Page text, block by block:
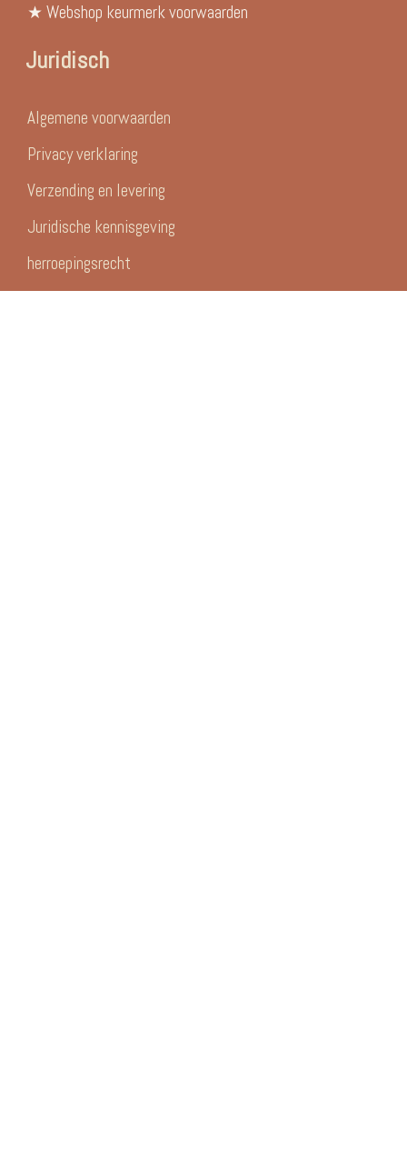
★ Webshop keurmerk voorwaarden
Juridisch
Algemene voorwaarden
Privacy verklaring
Verzending en levering
Juridische kennisgeving
herroepingsrecht